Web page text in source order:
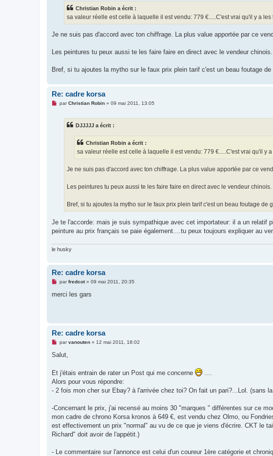
o
n
u
Christian Robin a écrit :
sa valeur réelle est celle à laquelle il est vendu: 779 €.....C'est vrai qu'il y a
Je ne suis pas d'accord avec ton chiffrage. La plus value apportée par ce
Les peintures tu peux aussi te les faire faire en direct avec le vendeur chinois.
Bref, si tu ajoutes la mytho sur le faux prix plein tarif c'est un beau foutage
Re: cadre korsa
MparChristian Robin» 09 mai 2011, 13:05
DJJJJJ a écrit :
Christian Robin a écrit :
sa valeur réelle est celle à laquelle il est vendu: 779 €.....C'est vrai qu'il y
Je ne suis pas d'accord avec ton chiffrage. La plus value apportée par ce
Les peintures tu peux aussi te les faire faire en direct avec le vendeur chinois.
Bref, si tu ajoutes la mytho sur le faux prix plein tarif c'est un beau foutage
Je te l'accorde: mais je suis sympathique avec cet importateur: il a un relatif
peinture au prix français se paie également....tu peux toujours expliquer au
le husky
Re: cadre korsa
M
s
n
u
parfredcot» 09 mai 2011, 20:35
merci les gars
Re: cadre korsa
M
s
g
e
n
o
n
u
parvanouten» 12 mai 2011, 18:02
Salut,
Et j'étais entrain de rater un Post qui me concerne
....
Alors pour vous répondre:
- 2 fois mon cher sur Ebay? à l'arrivée chez toi? On fait un pari?...Lol. (sans
-Concernant le prix, j'ai recensé au moins 30 "marques " différentes sur ce
mon cadre de chrono Korsa kronos à 649 €, est vendu chez Olmo, ou
est effectivement un prix "normal" au vu de ce que je viens d'écrire. CKT le
Richard" doit avoir de l'appétit.)
- Le commentaire sur l'annonce est celui d'un coureur 1ère catégorie et